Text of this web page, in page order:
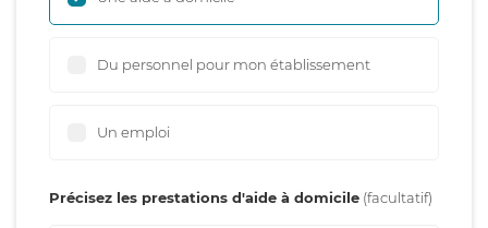
Du personnel pour mon établissement
Un emploi
Précisez les prestations d'aide à domicile